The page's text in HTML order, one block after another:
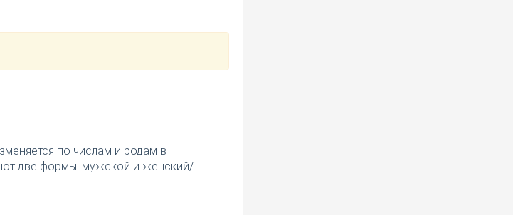
по числам и родам в
две формы: мужской и женский/